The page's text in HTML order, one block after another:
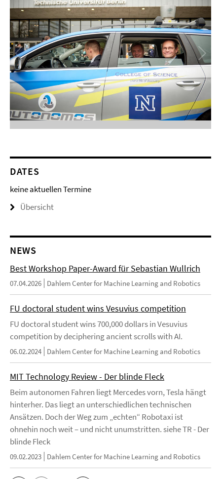
DATES
keine aktuellen Termine
Übersicht
NEWS
Best Workshop Paper-Award für Sebastian Wullrich
07.04.2026 Dahlem Center for Machine Learning and Robotics
FU doctoral student wins Vesuvius competition
FU doctoral student wins 700,000 dollars in Vesuvius
competition by deciphering ancient scrolls with AI.
06.02.2024 Dahlem Center for Machine Learning and Robotics
MIT Technology Review - Der blinde Fleck
Beim autonomen Fahren liegt Mercedes vorn, Tesla hängt
hinterher. Das liegt an unterschiedlichen technischen
Ansätzen. Doch der Weg zum „echten“ Robotaxi ist
ohnehin noch weit – und nicht unumstritten. siehe TR - Der
blinde Fleck
09.02.2023 Dahlem Center for Machine Learning and Robotics